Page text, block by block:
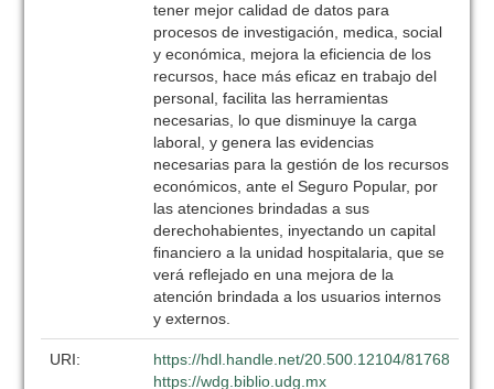
tener mejor calidad de datos para
procesos de investigación, medica, social
y económica, mejora la eficiencia de los
recursos, hace más eficaz en trabajo del
personal, facilita las herramientas
necesarias, lo que disminuye la carga
laboral, y genera las evidencias
necesarias para la gestión de los recursos
económicos, ante el Seguro Popular, por
las atenciones brindadas a sus
derechohabientes, inyectando un capital
financiero a la unidad hospitalaria, que se
verá reflejado en una mejora de la
atención brindada a los usuarios internos
y externos.
URI:
https://hdl.handle.net/20.500.12104/81768
https://wdg.biblio.udg.mx